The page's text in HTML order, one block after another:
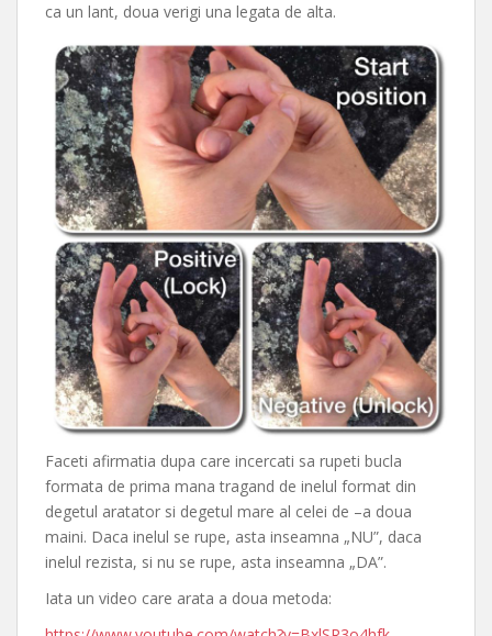
ca un lant, doua verigi una legata de alta.
Faceti afirmatia dupa care incercati sa rupeti bucla
formata de prima mana tragand de inelul format din
degetul aratator si degetul mare al celei de –a doua
maini. Daca inelul se rupe, asta inseamna „NU”, daca
inelul rezista, si nu se rupe, asta inseamna „DA”.
Iata un video care arata a doua metoda: